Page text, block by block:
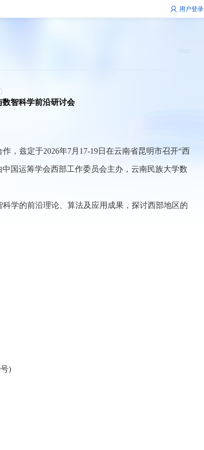
用户登录
数智科学前沿研讨会
，兹定于2026年7月17-19日在云南省昆明市召开“西
国运筹学会西部工作委员会主办，云南民族大学数
学的前沿理论、算法及应用成果，探讨西部地区的
)